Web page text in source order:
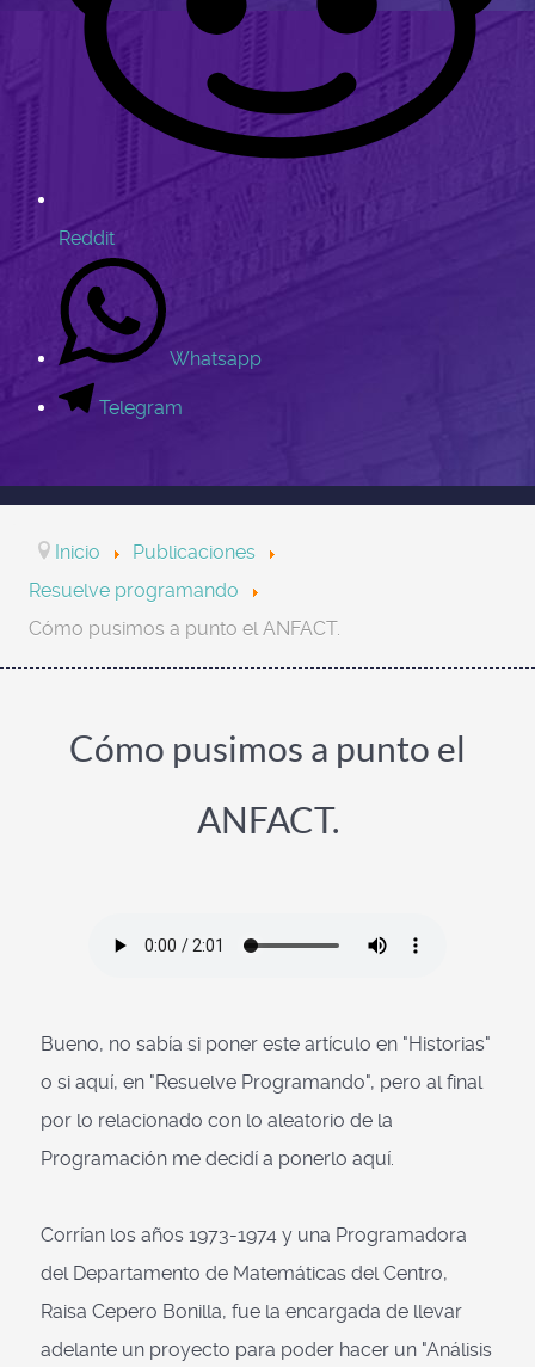
Reddit
Whatsapp
Telegram
Inicio
Publicaciones
Resuelve programando
Cómo pusimos a punto el ANFACT.
Cómo pusimos a punto el
ANFACT.
Bueno, no sabía si poner este artículo en "Historias"
o si aquí, en "Resuelve Programando", pero al final
por lo relacionado con lo aleatorio de la
Programación me decidí a ponerlo aquí.
Corrían los años 1973-1974 y una Programadora
del Departamento de Matemáticas del Centro,
Raisa Cepero Bonilla, fue la encargada de llevar
adelante un proyecto para poder hacer un "Análisis